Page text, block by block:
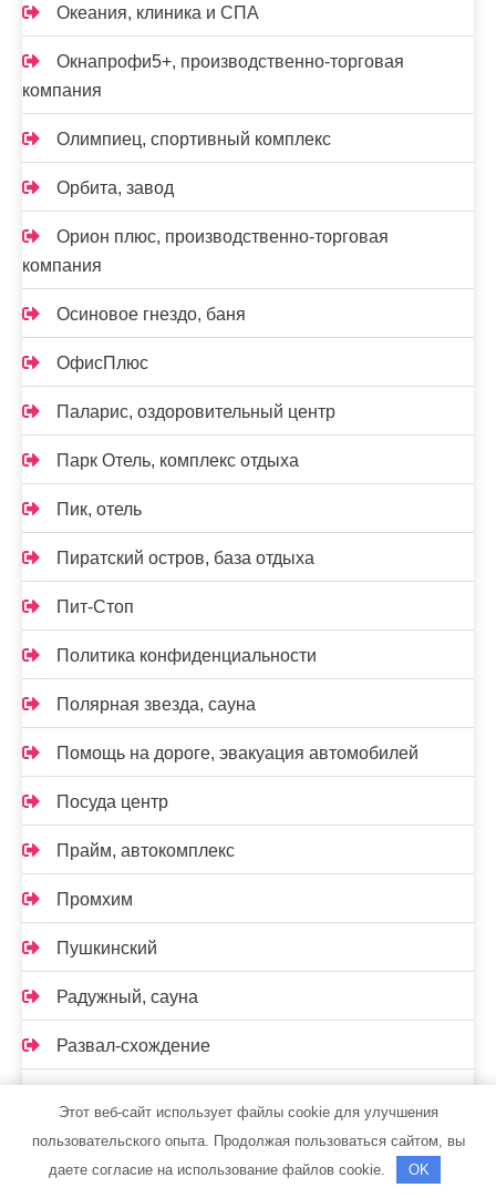
Океания, клиника и СПА
Окнапрофи5+, производственно-торговая
компания
Олимпиец, спортивный комплекс
Орбита, завод
Орион плюс, производственно-торговая
компания
Осиновое гнездо, баня
ОфисПлюс
Паларис, оздоровительный центр
Парк Отель, комплекс отдыха
Пик, отель
Пиратский остров, база отдыха
Пит-Стоп
Политика конфиденциальности
Полярная звезда, сауна
Помощь на дороге, эвакуация автомобилей
Посуда центр
Прайм, автокомплекс
Промхим
Пушкинский
Радужный, сауна
Развал-схождение
Ремавто
Этот веб-сайт использует файлы cookie для улучшения
пользовательского опыта. Продолжая пользоваться сайтом, вы
даете согласие на использование файлов cookie.
OK